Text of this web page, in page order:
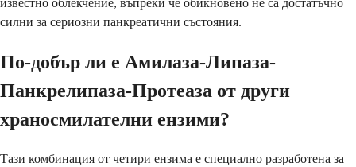
известно облекчение, въпреки че обикновено не са достатъчно
силни за сериозни панкреатични състояния.
По-добър ли е Амилаза-Липаза-
Панкрелипаза-Протеаза от други
храносмилателни ензими?
Тази комбинация от четири ензима е специално разработена за